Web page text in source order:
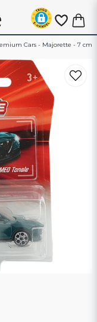
Cars - Majorette - 7 cm